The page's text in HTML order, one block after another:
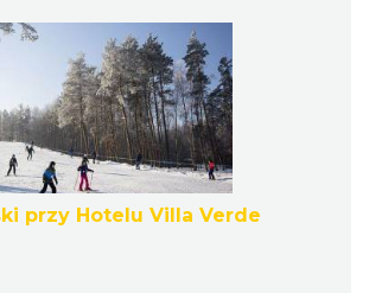
przy Hotelu Villa Verde